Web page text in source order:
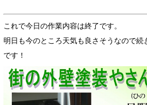
これで今日の作業内容は終了です。
明日も今のところ天気も良さそうなので続
です！